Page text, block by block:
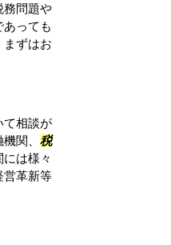
務問題や
っても
まずはお
て相談が
関、 税
は様々
営革新等